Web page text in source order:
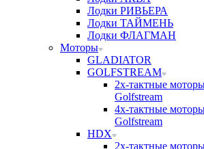
Лодки РИВЬЕРА
Лодки ТАЙМЕНЬ
Лодки ФЛАГМАН
Моторы
GLADIATOR
GOLFSTREAM
2х-тактные
Golfstream
4х-тактные
Golfstream
HDX
2х-тактные